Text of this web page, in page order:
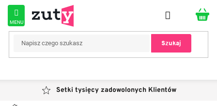
Przejść
treści
Szukaj
Setki tysięcy zadowolonych Klientów